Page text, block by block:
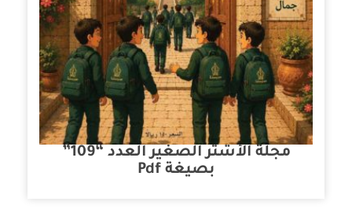
مجلة الأشتر الصغير العدد “109”
بصيغة Pdf